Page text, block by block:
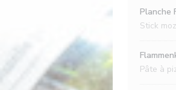
Planche
Stick
Pâte à